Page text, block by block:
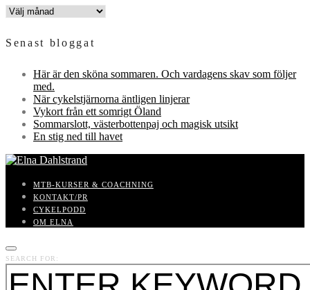
INLÄGGSARKIV
Senast bloggat
Här är den sköna sommaren. Och vardagens skav som följer
med.
När cykelstjärnorna äntligen linjerar
Vykort från ett somrigt Öland
Sommarslott, västerbottenpaj och magisk utsikt
En stig ned till havet
MTB-KURSER & COACHNING
KONTAKT/PR
CYKELPODD
OM ELNA
SEARCH FOR: